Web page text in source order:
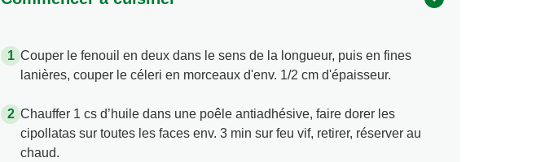
Couper le fenouil en deux dans le sens de la longueur, puis en fines
lanières, couper le céleri en morceaux d'env. 1/2 cm d'épaisseur.
Chauffer 1 cs d’huile dans une poêle antiadhésive, faire dorer les
cipollatas sur toutes les faces env. 3 min sur feu vif, retirer, réserver au
chaud.